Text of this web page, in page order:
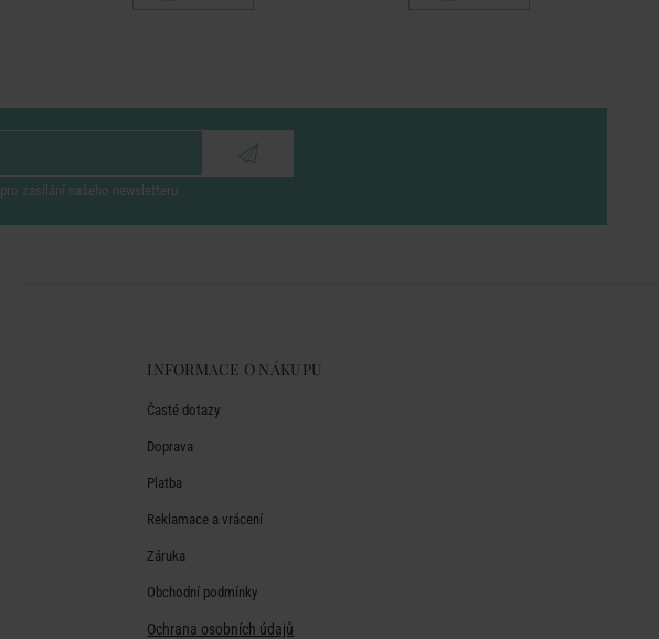
pro zasílání našeho newsletteru
INFORMACE O NÁKUPU
Časté dotazy
Doprava
Platba
Reklamace a vrácení
Záruka
Obchodní podmínky
Ochrana osobních údajů